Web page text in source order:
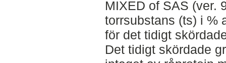
MIXED of SAS (ver.
torrsubstans (ts) i %
för det tidigt
Det tidigt skördade